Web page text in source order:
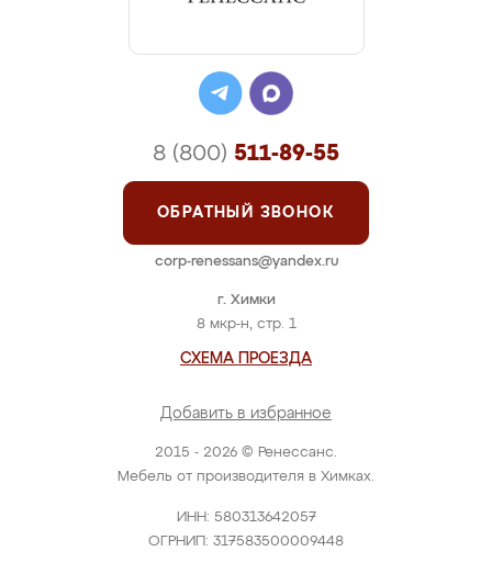
2015 - 2026 © Ренессанс.
Мебель от производителя в Химках.
ИНН: 580313642057
ОГРНИП: 317583500009448
г. Химки
8 мкр-н, стр. 1
СХЕМА ПРОЕЗДА
Добавить в избранное
8 (800) 511-89-55
ОБРАТНЫЙ ЗВОНОК
corp-renessans@yandex.ru